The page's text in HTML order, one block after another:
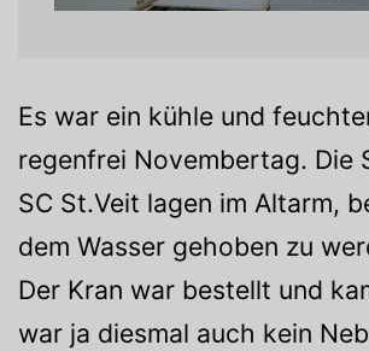
Es war ein kühle und
regenfrei Novembertag. Die
SC St.Veit lagen im Altarm,
dem Wasser gehoben zu
Der Kran war bestellt und
war ja diesmal auch kein